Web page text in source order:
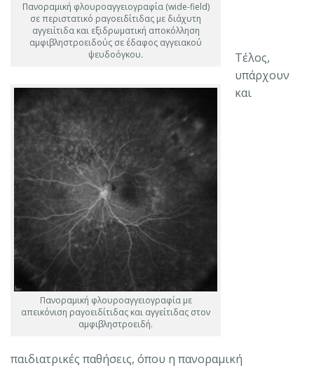
Πανοραμική φλουροαγγειογραφία (wide-field)
σε περιστατικό ραγοειδίτιδας με διάχυτη
αγγειίτιδα και εξιδρωματική αποκόλληση
αμφιβληστροειδούς σε έδαφος αγγειακού
ψευδοόγκου.
Πανοραμική φλουροαγγειογραφία με
απεικόνιση ραγοειδίτιδας και αγγείτιδας στον
αμφιβληστροειδή.
Τέλος,
υπάρχουν
και
παιδιατρικές παθήσεις, όπου η πανοραμική